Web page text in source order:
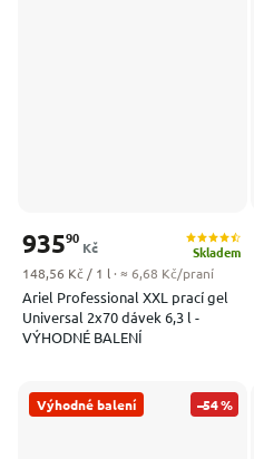
Ariel Professional XXL prací gel
Universal 2x70 dávek 6,3 l -
VÝHODNÉ BALENÍ
Skladem
93590
Kč
Měrná cena:
148,56 Kč / 1 l · ≈ 6,68 Kč/praní
Výhodné balení –54 %